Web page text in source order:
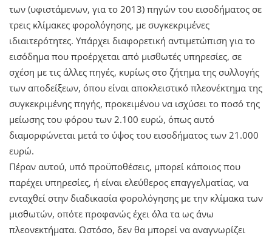
των (υφιστάμενων, για το 2013) πηγών του εισοδήματος σε
τρεις κλίμακες φορολόγησης, με συγκεκριμένες
ιδιαιτερότητες. Υπάρχει διαφορετική αντιμετώπιση για το
εισόδημα που προέρχεται από μισθωτές υπηρεσίες, σε
σχέση με τις άλλες πηγές, κυρίως στο ζήτημα της συλλογής
των αποδείξεων, όπου είναι αποκλειστικό πλεονέκτημα της
συγκεκριμένης πηγής, προκειμένου να ισχύσει το ποσό της
μείωσης του φόρου των 2.100 ευρώ, όπως αυτό
διαμορφώνεται μετά το ύψος του εισοδήματος των 21.000
ευρώ.
Πέραν αυτού, υπό προϋποθέσεις, μπορεί κάποιος που
παρέχει υπηρεσίες, ή είναι ελεύθερος επαγγελματίας, να
ενταχθεί στην διαδικασία φορολόγησης με την κλίμακα των
μισθωτών, οπότε προφανώς έχει όλα τα ως άνω
πλεονεκτήματα. Ωστόσο, δεν θα μπορεί να αναγνωρίζει